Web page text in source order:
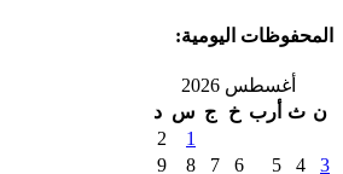
المحفوظات اليومية:
أغسطس 2026
ن ث أرب خ ج س د
1
2
3
4
5
6
7
8
9